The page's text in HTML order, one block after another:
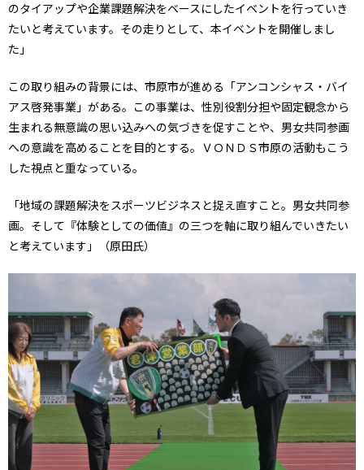
のタイアップや企業課題解決をベースにしたイベントを行っていき
たいと考えています。その走りとして、本イベントを開催しまし
た」
この取り組みの背景には、市原市が進める「アンコンシャス・バイ
アス啓発事業」がある。この事業は、性別役割分担や固定観念から
生まれる無意識の思い込みへの気づきを促すことや、男女共同参画
への意識を高めることを目的とする。ＶＯＮＤＳ市原の活動もこう
した視点と重なっている。
「地域の課題解決をスポーツビジネスと捉え直すこと。男女共同参
画。そして『体験としての価値』の三つを軸に取り組んでいきたい
と考えています」（原田氏）